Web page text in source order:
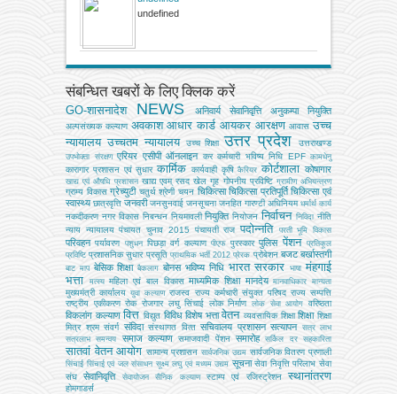
undefined
संबन्धित खबरों के लिए क्लिक करें
GO-शासनादेश NEWS अनिवार्य सेवानिवृत्ति अनुकम्पा नियुक्ति
अल्‍पसंख्‍यक कल्‍याण अवकाश आधार कार्ड आयकर आरक्षण आवास उच्च
न्यायालय उच्चतम न्यायालय उच्‍च शिक्षा उत्तर प्रदेश उत्तराखण्ड
उपभोक्‍ता संरक्षण एरियर एसीपी ऑनलाइन कर कर्मचारी भविष्य निधि EPF कामधेनु
कारागार प्रशासन एवं सुधार कार्मिक कार्यवाही कृषि कैरियर कोर्टशाला कोषागार
खाद्य एवं औषधि प्रशासन खाद्य एवम् रसद खेल गृह गोपनीय प्रविष्टि ग्रामीण अभियन्‍त्रण
ग्राम्य विकास ग्रेच्युटी चतुर्थ श्रेणी चयन चिकित्सा चिकित्सा प्रतिपूर्ति चिकित्‍सा एवं
स्वास्थ्य छात्रवृत्ति जनवरी जनसुनवाई जनसूचना जनहित गारण्टी अधिनियम धर्मार्थ कार्य
नकदीकरण नगर विकास निबन्‍धन नियमावली नियुक्ति नियोजन निर्वाचन निविदा नीति
न्याय न्यायालय पंचायत चुनाव 2015 पंचायती राज पदोन्नति परती भूमि विकास
परिवहन पर्यावरण पशुधन पिछड़ा वर्ग कल्‍याण पीएफ पुरस्कार पुलिस पेंशन
प्रतिकूल
प्रविष्टि प्रशासनिक सुधार प्रसूति प्राथमिक भर्ती 2012 प्रेरक प्रोबेशन बजट बर्खास्तगी
बाट माप बेसिक शिक्षा बैकलाग बोनस भविष्य निधि भारत सरकार भाषा मंहगाई
भत्ता
मत्‍स्‍य महिला एवं बाल विकास माध्यमिक शिक्षा मानदेय मानवाधिकार मान्यता
मुख्‍यमंत्री कार्यालय युवा कल्याण राजस्व राज्य कर्मचारी संयुक्त परिषद राज्य सम्पत्ति
राष्ट्रीय एकीकरण रोक रोजगार लघु सिंचाई लोक निर्माण लोक सेवा आयोग वरिष्ठता
विकलांग कल्याण वित्त विद्युत विविध विशेष भत्ता वेतन व्‍यवसायिक शिक्षा शिक्षा शिक्षा
मित्र श्रम संवर्ग संविदा संस्‍थागत वित्‍त सचिवालय प्रशासन सत्यापन सत्र लाभ
सत्रलाभ
समन्वय समाज कल्याण समाजवादी पेंशन समारोह सर्किल दर सहकारिता
सातवां वेतन आयोग सामान्य प्रशासन सार्वजनिक उद्यम सार्वजनिक वितरण प्रणाली
सिंचाई सिंचाई एवं जल संसाधन सूक्ष्म लघु एवं मध्यम उद्यम सूचना सेवा निवृत्ति परिलाभ सेवा
संघ
सेवानिवृत्ति सेवायोजन सैनिक कल्‍याण स्टाम्प एवं रजिस्ट्रेशन स्थानांतरण
होमगाडर्स